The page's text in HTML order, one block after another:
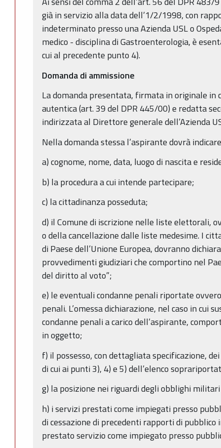
già in servizio alla data dell’1/2/1998, con
indeterminato presso una Azienda USL o
medico - disciplina di Gastroenterologia, è
cui al precedente punto 4).
Domanda di ammissione
La domanda presentata, firmata in originale in
autentica (art. 39 del DPR 445/00) e redatta
indirizzata al Direttore generale dell’Azienda
Nella domanda stessa l’aspirante dovrà
a) cognome, nome, data, luogo di nascita e
b) la procedura a cui intende partecipare;
c) la cittadinanza posseduta;
d) il Comune di iscrizione nelle liste elettorali,
o della cancellazione dalle liste medesime. I
di Paese dell’Unione Europea, dovranno
provvedimenti giudiziari che comportino nel
del diritto al voto”;
e) le eventuali condanne penali riportate
penali. L’omessa dichiarazione, nel caso in cui
condanne penali a carico dell’aspirante,
in oggetto;
f) il possesso, con dettagliata specificazione,
di cui ai punti 3), 4) e 5) dell’elenco
g) la posizione nei riguardi degli obblighi
h) i servizi prestati come impiegati presso
di cessazione di precedenti rapporti di pubblico
prestato servizio come impiegato presso